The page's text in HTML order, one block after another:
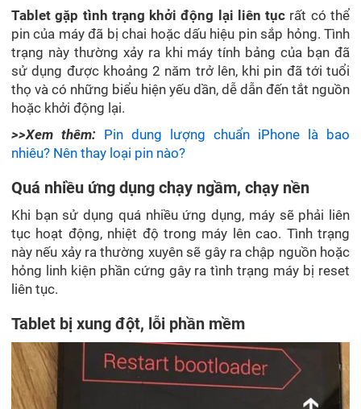
Tablet gặp tình trạng khởi động lại liên tục rất có thể
pin của máy đã bị chai hoặc dấu hiệu pin sắp hỏng. Tình
trạng này thường xảy ra khi máy tính bảng của bạn đã
sử dụng được khoảng 2 năm trở lên, khi pin đã tới tuổi
thọ và có những biểu hiện yếu dần, dễ dẫn đến tắt nguồn
hoặc khởi động lại.
>>Xem thêm: Pin dung lượng chuẩn iPhone là bao
nhiêu? Nên thay loại pin nào?
Quá nhiều ứng dụng chạy ngầm, chạy nền
Khi bạn sử dụng quá nhiều ứng dụng, máy sẽ phải liên
tục hoạt động, nhiệt độ trong máy lên cao. Tình trạng
này nếu xảy ra thường xuyên sẽ gây ra chập nguồn hoặc
hỏng linh kiện phần cứng gây ra tình trạng máy bị reset
liên tục.
Tablet bị xung đột, lỗi phần mềm